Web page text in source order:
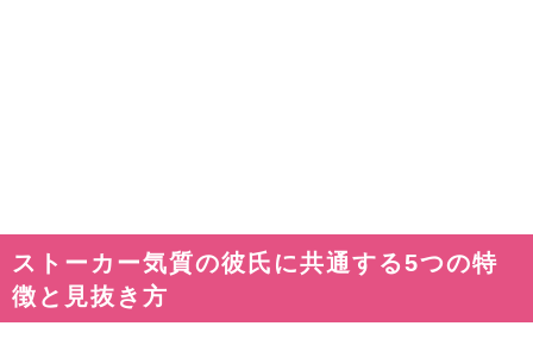
ストーカー気質の彼氏に共通する5つの特
徴と見抜き方